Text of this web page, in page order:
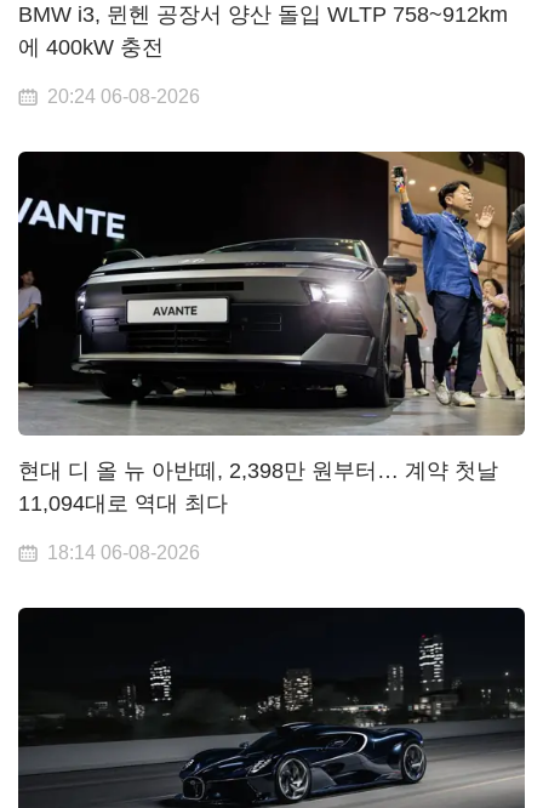
BMW i3, 뮌헨 공장서 양산 돌입 WLTP 758~912km
에 400kW 충전
20:24 06-08-2026
현대 디 올 뉴 아반떼, 2,398만 원부터… 계약 첫날
11,094대로 역대 최다
18:14 06-08-2026